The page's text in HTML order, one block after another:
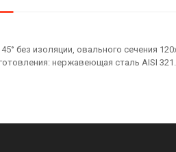
45° без изоляции, овального сечения
нержавеющая сталь AISI 321.